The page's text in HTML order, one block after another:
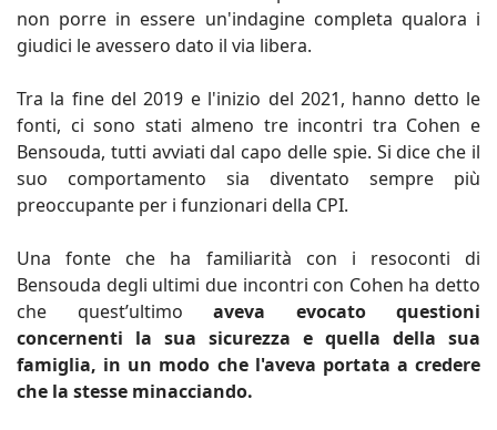
non porre in essere un'indagine completa qualora i
giudici le avessero dato il via libera.
Tra la fine del 2019 e l'inizio del 2021, hanno detto le
fonti, ci sono stati almeno tre incontri tra Cohen e
Bensouda, tutti avviati dal capo delle spie. Si dice che il
suo comportamento sia diventato sempre più
preoccupante per i funzionari della CPI.
Una fonte che ha familiarità con i resoconti di
Bensouda degli ultimi due incontri con Cohen ha detto
che quest’ultimo aveva evocato questioni
concernenti la sua sicurezza e quella della sua
famiglia, in un modo che l'aveva portata a credere
che la stesse minacciando.